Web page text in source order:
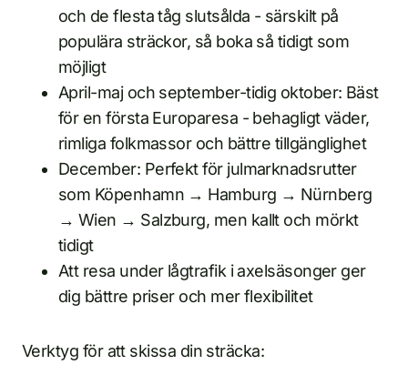
och de flesta tåg slutsålda - särskilt på
populära sträckor, så boka så tidigt som
möjligt
April-maj och september-tidig oktober: Bäst
för en första Europaresa - behagligt väder,
rimliga folkmassor och bättre tillgänglighet
December: Perfekt för julmarknadsrutter
som Köpenhamn → Hamburg → Nürnberg
→ Wien → Salzburg, men kallt och mörkt
tidigt
Att resa under lågtrafik i axelsäsonger ger
dig bättre priser och mer flexibilitet
Verktyg för att skissa din sträcka: